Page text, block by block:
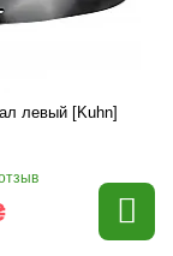
левый [Kuhn]